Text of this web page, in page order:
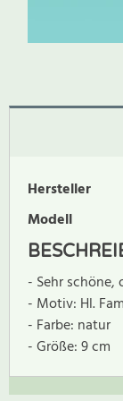
Hersteller
Modell
- Sehr
- Motiv: Hl.
- Farbe: natur
- Größe: 9 cm